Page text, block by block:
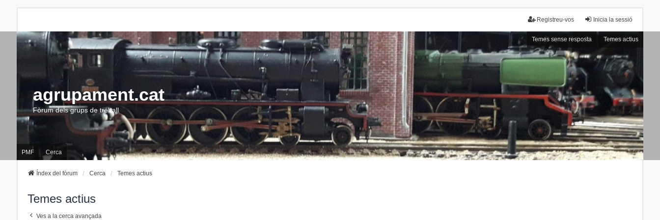
Inicia la sessió
Registreu-vos
Temes sense resposta Temes actius
agrupament.cat
Fòrum dels grups de treball
PMF Cerca
Índex del fòrum Cerca Temes actius
Temes actius
Ves a la cerca avançada